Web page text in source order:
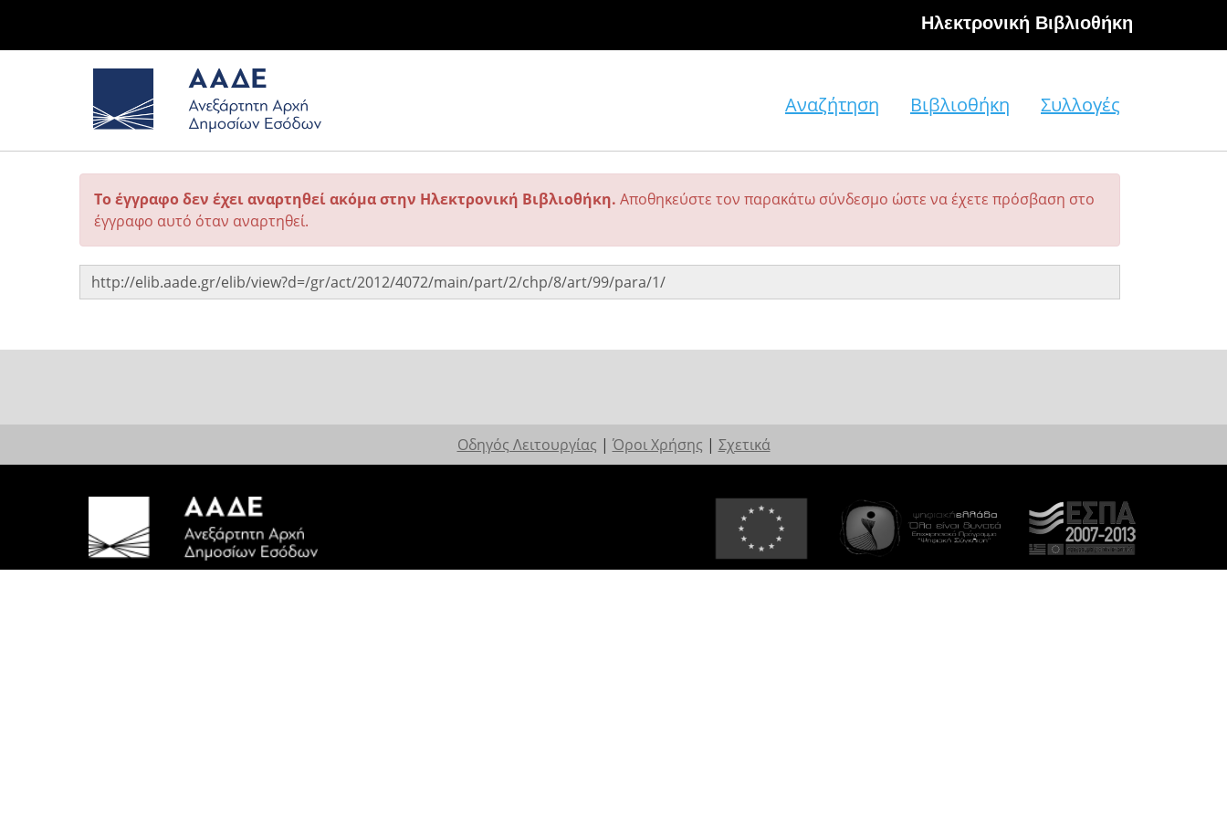
Hλεκτρονική Βιβλιοθήκη
Αναζήτηση Βιβλιοθήκη Συλλογές
Το έγγραφο δεν έχει αναρτηθεί ακόμα στην Ηλεκτρονική Βιβλιοθήκη. Αποθηκεύστε τον παρακάτω σύνδεσμο ώστε να έχετε πρόσβαση στο
έγγραφο αυτό όταν αναρτηθεί.
Οδηγός Λειτουργίας | Όροι Χρήσης | Σχετικά